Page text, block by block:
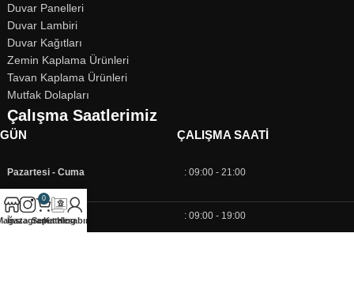
Duvar Panelleri
Duvar Lambiri
Duvar Kağıtları
Zemin Kaplama Ürünleri
Tavan Kaplama Ürünleri
Mutfak Dolapları
Çalışma Saatlerimiz
GÜN ÇALIŞMA SAATI
Pazartesi - Cuma : 09:00 - 21:00
Cumartesi : 09:00 - 19:00
İnstagram
0
SepetKatalog
Hesabım